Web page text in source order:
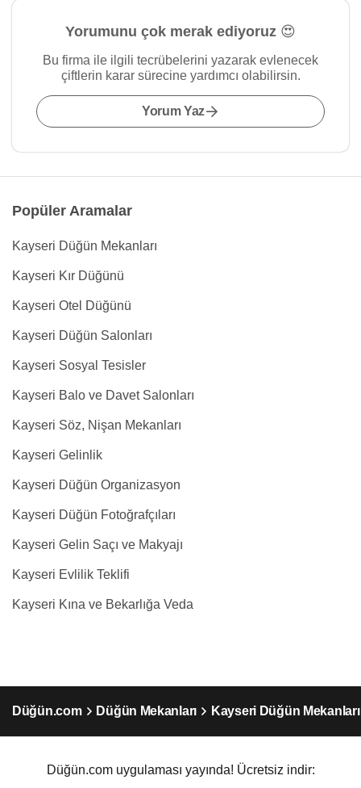
Yorumunu çok merak ediyoruz 😍
Bu firma ile ilgili tecrübelerini yazarak evlenecek
çiftlerin karar sürecine yardımcı olabilirsin.
Yorum Yaz
Popüler Aramalar
Kayseri Düğün Mekanları
Kayseri Kır Düğünü
Kayseri Otel Düğünü
Kayseri Düğün Salonları
Kayseri Sosyal Tesisler
Kayseri Balo ve Davet Salonları
Kayseri Söz, Nişan Mekanları
Kayseri Gelinlik
Kayseri Düğün Organizasyon
Kayseri Düğün Fotoğrafçıları
Kayseri Gelin Saçı ve Makyajı
Kayseri Evlilik Teklifi
Kayseri Kına ve Bekarlığa Veda
Düğün.com Düğün Mekanları Kayseri Düğün Mekanları
Düğün.com uygulaması yayında! Ücretsiz indir: